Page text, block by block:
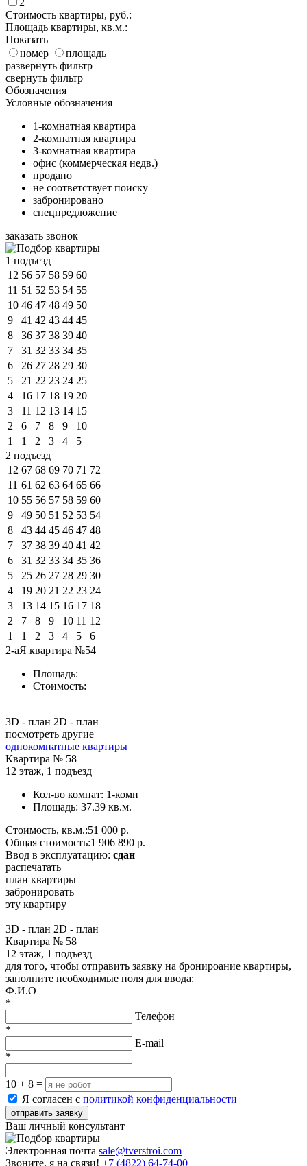
Стоимость квартиры, руб.:
Площадь квартиры, кв.м.:
Показать
номер
площадь
развернуть фильтр
свернуть фильтр
Обозначения
Условные обозначения
1-комнатная квартира
2-комнатная квартира
3-комнатная квартира
офис (коммерческая недв.)
продано
не соответствует поиску
забронировано
спецпредложение
заказать звонок
1 подъезд
12 56 57 58 59 60
11 51 52 53 54 55
10 46 47 48 49 50
9
41 42 43 44 45
8
36 37 38 39 40
7
31 32 33 34 35
6
26 27 28 29 30
5
21 22 23 24 25
4
16 17 18 19 20
3
11 12 13 14 15
2
6 7 8 9
10
1
1 2 3 4
5
2 подъезд
12 67 68 69 70 71 72
11 61 62 63 64 65 66
10 55 56 57 58 59 60
9
49 50 51 52 53 54
8
43 44 45 46 47 48
7
37 38 39 40 41 42
6
31 32 33 34 35 36
5
25 26 27 28 29 30
4
19 20 21 22 23 24
3
13 14 15 16 17 18
2
7 8 9 10 11 12
1
1 2 3 4 5
6
2-аЯ квартира №54
Площадь:
Стоимость:
3D - план 2D - план
посмотреть другие
однокомнатные квартиры
Квартира № 58
12 этаж, 1 подъезд
Кол-во комнат: 1-комн
Площадь: 37.39 кв.м.
Стоимость, кв.м.:51 000 р.
Общая стоимость:1 906 890 р.
Ввод в эксплуатацию: сдан
распечатать
план квартиры
забронировать
эту квартиру
3D - план 2D - план
Квартира № 58
12 этаж, 1 подъезд
для того, чтобы отправить заявку на бронироание квартиры,
заполните необходимые поля для ввода:
Ф.И.О
*
Телефон
*
E-mail
*
10 + 8 =
Я согласен с политикой конфиденциальности
отправить заявку
Ваш личный консультант
Электронная почта sale@tverstroi.com
Звоните, я на связи! +7 (4822) 64-74-00